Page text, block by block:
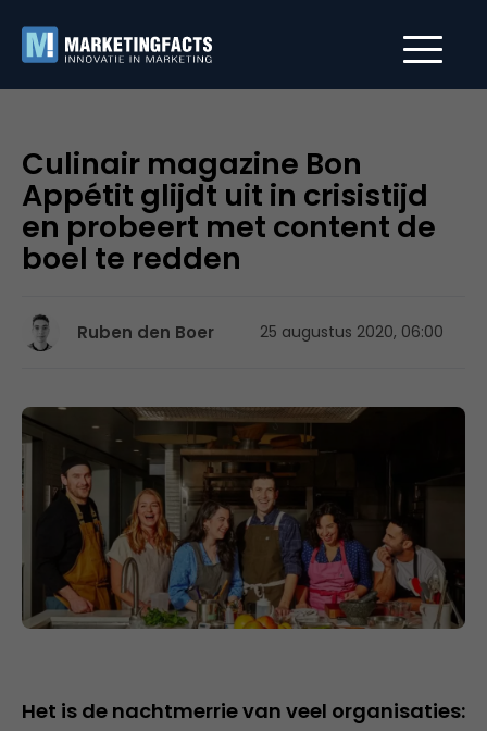
Culinair magazine Bon
Appétit glijdt uit in crisistijd
en probeert met content de
boel te redden
Ruben den Boer 25 augustus 2020, 06:00
Het is de nachtmerrie van veel organisaties: